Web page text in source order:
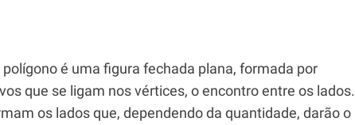
é uma figura fechada plana, formada por
que se ligam nos vértices, o encontro entre os lados.
os lados que, dependendo da quantidade, darão o